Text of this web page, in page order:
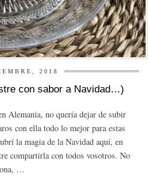
2018
con sabor a Navidad…)
Alemania, no quería dejar de subir
con ella todo lo mejor para estas
la magia de la Navidad aquí, en
compartirla con todos vosotros. No
…